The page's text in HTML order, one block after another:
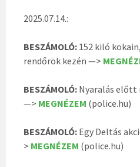
2025.07.14.:
BESZÁMOLÓ: 152 kiló
rendőrök kezén —>
BESZÁMOLÓ: Nyaralás előtt
—> MEGNÉZEM (police.hu)
BESZÁMOLÓ: Egy Deltás
> MEGNÉZEM (police.hu)